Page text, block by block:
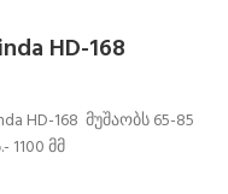
HD-168
HD-168 მუშაობს 65-85
1100 მმ